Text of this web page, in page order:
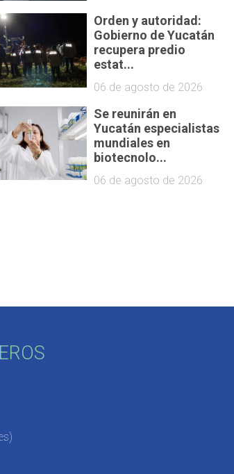
Orden y autoridad:
Gobierno de Yucatán
recupera predio
estat...
06 de agosto de 2026
Se reunirán en
Yucatán especialistas
mundiales en
biotecnolo...
06 de agosto de 2026